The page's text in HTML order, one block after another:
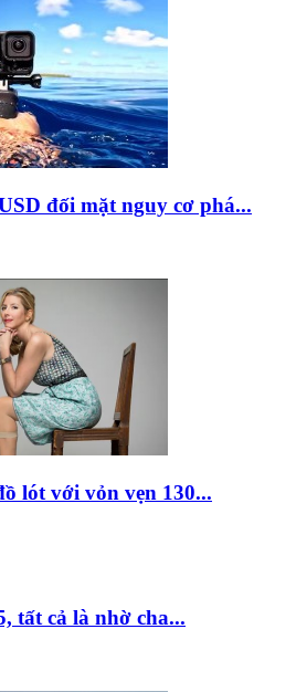
đối mặt nguy cơ phá...
lót với vỏn vẹn 130...
tất cả là nhờ cha...